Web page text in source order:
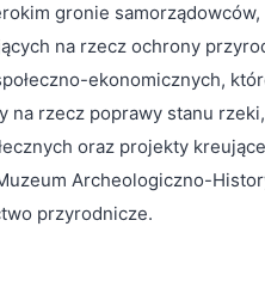
gronie
na rzecz ochrony
ekonomicznych,
na rzecz poprawy stanu
oraz projekty
Archeologiczno-
przyrodnicze.